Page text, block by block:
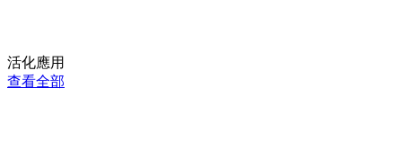
活化應用
查看全部